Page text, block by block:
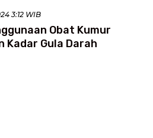
3:12 WIB
Obat Kumur
Kadar Gula Darah